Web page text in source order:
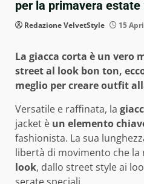
per la primavera estate
Redazione VelvetStyle 15
La giacca corta è un vero
street al look bon ton,
meglio per creare outfit
Versatile e raffinata, la
jacket è un elemento
fashionista. La sua
libertà di movimento che la
look, dallo street style ai